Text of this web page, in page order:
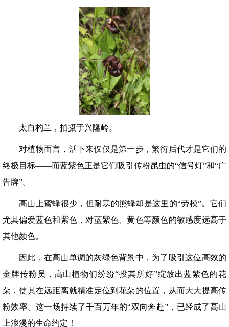
太白杓兰，拍摄于兴隆岭。
对植物而言，活下来仅仅是第一步，繁衍后代才是它们的
终极目标——而蓝紫色正是它们吸引传粉昆虫的“信号灯”和“广
告牌”。
高山上蜜蜂很少，但耐寒的熊蜂却是这里的“劳模”。它们
尤其偏爱蓝色和紫色，对蓝紫色、黄色等颜色的敏感度远高于
其他颜色。
因此，在高山单调的灰绿色背景中，为了吸引这位高效的
金牌传粉员，高山植物们纷纷“投其所好”绽放出蓝紫色的花
朵，使其在远距离就精准定位到花朵的位置，从而大大提高传
粉效率。这一场持续了千百万年的“双向奔赴”，已经成了高山
上浪漫的生命约定！